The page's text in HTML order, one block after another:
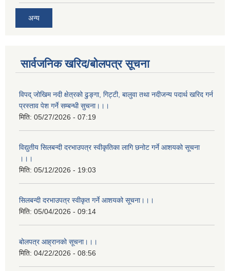
अन्य
सार्वजनिक खरिद/बोलपत्र सूचना
विपद् जोखिम नदी क्षेत्रको ढुङ्गा, गिट्टी, बालुवा तथा नदीजन्य पदार्थ खरिद गर्न
प्रस्ताव पेश गर्ने सम्बन्धी सुचना।।।
मिति: 05/27/2026 - 07:19
विद्युतीय सिलबन्दी दरभाउपत्र स्वीकृतिका लागि छनोट गर्ने आशयको सूचना
।।।
मिति: 05/12/2026 - 19:03
सिलबन्दी दरभाउपत्र स्वीकृत गर्ने आशयको सूचना।।।
मिति: 05/04/2026 - 09:14
बोलपत्र आह्रानको सूचना।।।
मिति: 04/22/2026 - 08:56